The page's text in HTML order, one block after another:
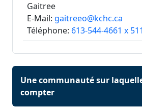
Gaitree
E-Mail: gaitreeo@kchc.ca
Téléphone: 613-544-4661 x
Une communauté sur
compter